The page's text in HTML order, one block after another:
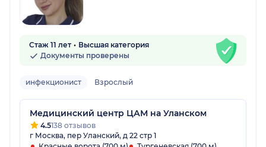
Стаж 11 лет
Высшая категория
Документы проверены
инфекционист Взрослый
Медицинский центр ЦАМ на Уланском
4.5138 отзывов
г Москва, пер Уланский, д 22 стр 1